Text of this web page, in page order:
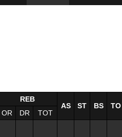
REB
AS
ST BS TO
OR DR TOT